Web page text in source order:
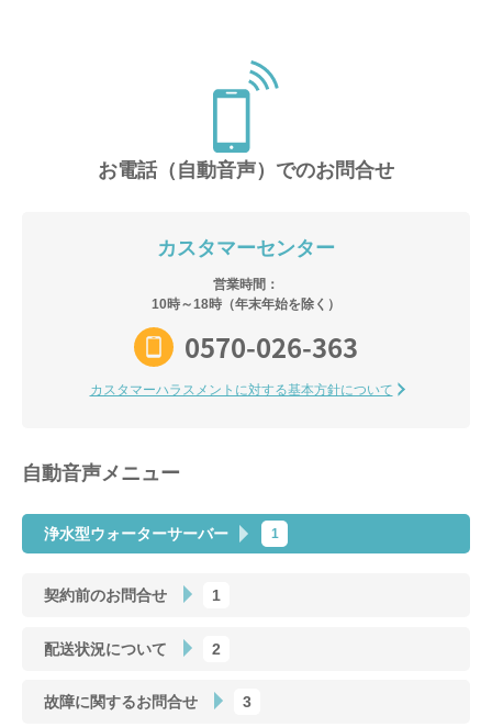
お電話（自動音声）でのお問合せ
カスタマーセンター
営業時間：
10時～18時（年末年始を除く）
0570-026-363
カスタマーハラスメントに対する基本方針について
自動音声メニュー
浄水型ウォーターサーバー 1
契約前のお問合せ 1
配送状況について 2
故障に関するお問合せ 3